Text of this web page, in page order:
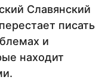
Славянский
писать
и
находит